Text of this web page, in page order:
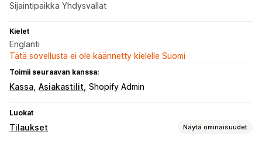
Sijaintipaikka Yhdysvallat
Kielet
Englanti
Tätä sovellusta ei ole käännetty kielelle Suomi
Toimii seuraavan kanssa:
Kassa Asiakastilit Shopify Admin
Luokat
Tilaukset Näytä ominaisuudet